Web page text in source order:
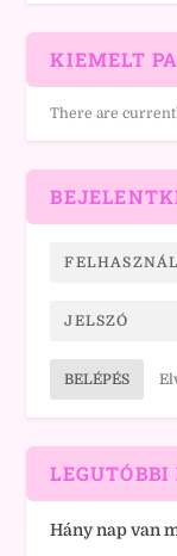
KIEMELT
There are
BELÉPÉS
LEGUTÓBBI
Hány nap van